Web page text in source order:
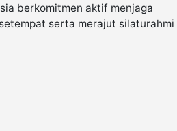
berkomitmen aktif menjaga
serta merajut silaturahmi